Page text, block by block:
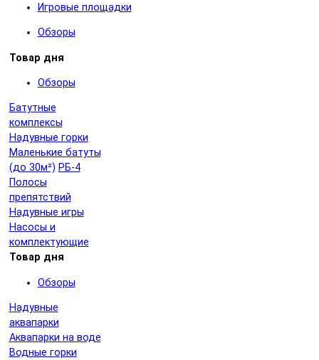
Игровые площадки
Обзоры
Товар дня
Обзоры
Батутные
комплексы
Надувные горки
Маленькие батуты
(до 30м²) РБ-4
Полосы
препятствий
Надувные игры
Насосы и
комплектующие
Товар дня
Обзоры
Надувные
аквапарки
Аквапарки на воде
Водные горки